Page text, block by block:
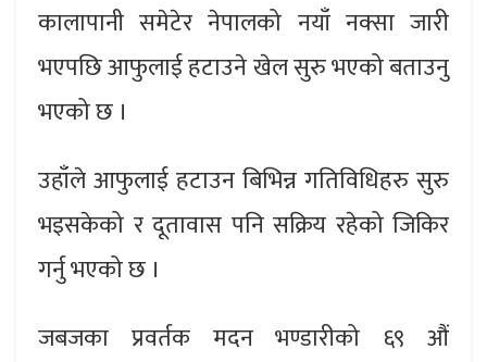
कालापानी समेटेर नेपालको नयाँ नक्सा जारी
भएपछि आफुलाई हटाउने खेल सुरु भएको बताउनु
भएको छ ।
उहाँले आफुलाई हटाउन बिभिन्न गतिविधिहरु सुरु
भइसकेको र दूतावास पनि सक्रिय रहेको जिकिर
गर्नु भएको छ ।
जबजका प्रवर्तक मदन भण्डारीको ६९ औं